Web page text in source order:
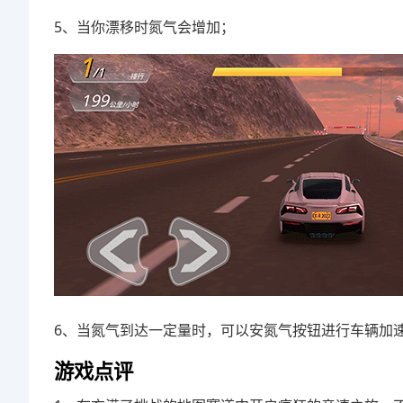
5、当你漂移时氮气会增加；
6、当氮气到达一定量时，可以安氮气按钮进行车辆加
游戏点评